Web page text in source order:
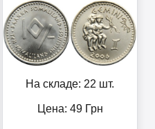
На складе: 22 шт.
Цена: 49Грн